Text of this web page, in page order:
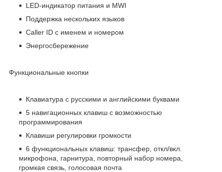
LED-индикатор питания и MWI
Поддержка нескольких языков
Caller ID с именем и номером
Энергосбережение
Функциональные кнопки
Клавиатура с русскими и английскими буквами
5 навигационных клавиш с возможностью
программирования
Клавиши регулировки громкости
6 функциональных клавиш: трансфер, откл/вкл.
микрофона, гарнитура, повторный набор номера,
громкая связь, голосовая почта